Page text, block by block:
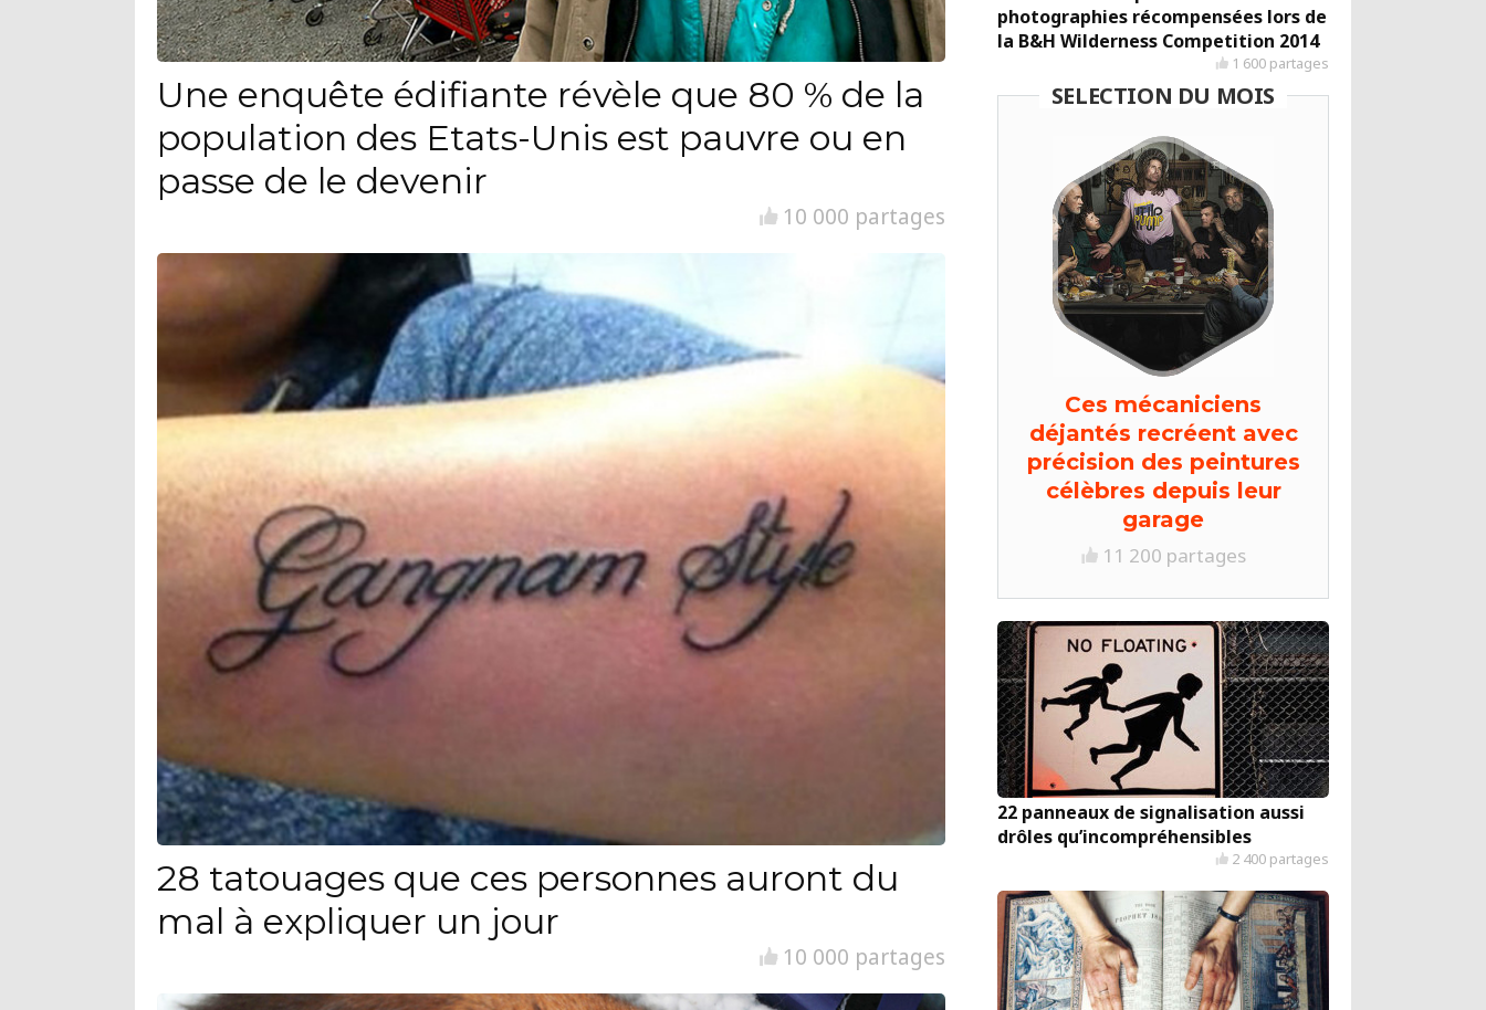
Une enquête édifiante révèle que 80 % de la
population des Etats-Unis est pauvre ou en
passe de le devenir
10 000 partages
28 tatouages que ces personnes auront du
mal à expliquer un jour
10 000 partages
photographies récompensées lors de
la B&H Wilderness Competition 2014
1 600 partages
SELECTION DU MOIS
Ces mécaniciens
déjantés recréent avec
précision des peintures
célèbres depuis leur
garage
11 200 partages
22 panneaux de signalisation aussi
drôles qu’incompréhensibles
2 400 partages